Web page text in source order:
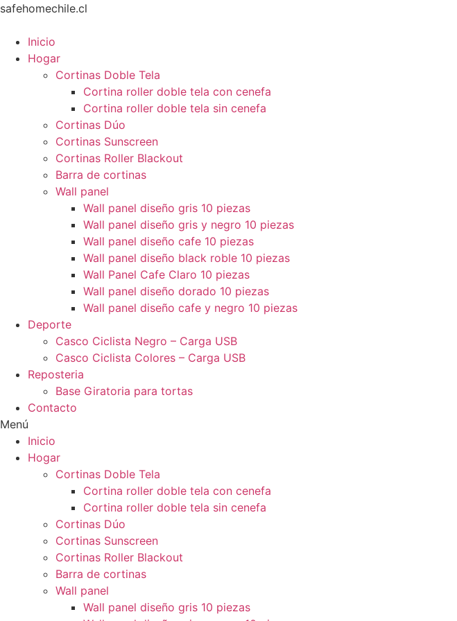
safehomechile.cl
Inicio
Hogar
Cortinas Doble Tela
Cortina roller doble tela con cenefa
Cortina roller doble tela sin cenefa
Cortinas Dúo
Cortinas Sunscreen
Cortinas Roller Blackout
Barra de cortinas
Wall panel
Wall panel diseño gris 10 piezas
Wall panel diseño gris y negro 10 piezas
Wall panel diseño cafe 10 piezas
Wall panel diseño black roble 10 piezas
Wall Panel Cafe Claro 10 piezas
Wall panel diseño dorado 10 piezas
Wall panel diseño cafe y negro 10 piezas
Deporte
Casco Ciclista Negro – Carga USB
Casco Ciclista Colores – Carga USB
Reposteria
Base Giratoria para tortas
Contacto
Menú
Inicio
Hogar
Cortinas Doble Tela
Cortina roller doble tela con cenefa
Cortina roller doble tela sin cenefa
Cortinas Dúo
Cortinas Sunscreen
Cortinas Roller Blackout
Barra de cortinas
Wall panel
Wall panel diseño gris 10 piezas